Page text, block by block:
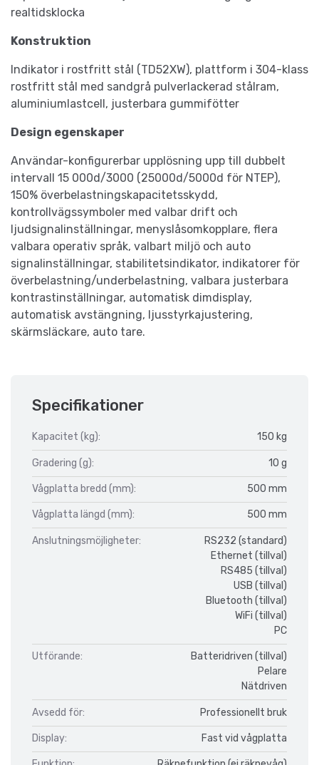
realtidsklocka
Konstruktion
Indikator i rostfritt stål (TD52XW), plattform i 304-klass
rostfritt stål med sandgrå pulverlackerad stålram,
aluminiumlastcell, justerbara gummifötter
Design egenskaper
Användar-konfigurerbar upplösning upp till dubbelt
intervall 15 000d/3000 (25000d/5000d för NTEP),
150% överbelastningskapacitetsskydd,
kontrollvägssymboler med valbar drift och
ljudsignalinställningar, menyslåsomkopplare, flera
valbara operativ språk, valbart miljö och auto
signalinställningar, stabilitetsindikator, indikatorer för
överbelastning/underbelastning, valbara justerbara
kontrastinställningar, automatisk dimdisplay,
automatisk avstängning, ljusstyrkajustering,
skärmsläckare, auto tare.
Specifikationer
Kapacitet (kg): 150 kg
Gradering (g): 10 g
Vågplatta bredd (mm): 500 mm
Vågplatta längd (mm): 500 mm
Anslutningsmöjligheter:
RS232 (standard)
Ethernet (tillval)
RS485 (tillval)
USB (tillval)
Bluetooth (tillval)
WiFi (tillval)
PC
Utförande:
Batteridriven (tillval)
Pelare
Nätdriven
Avsedd för: Professionellt bruk
Display: Fast vid vågplatta